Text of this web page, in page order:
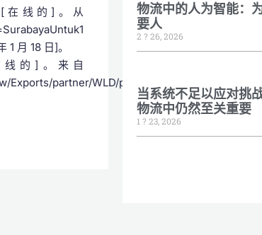
[在线的]。从
月 18 日]。
线的]。来自
partner/WLD/product/091010
物流中的人为智能：
要人
2 ? 26, 2026
当系统不足以应对挑
物流中仍然至关重要
1 ? 23, 2026